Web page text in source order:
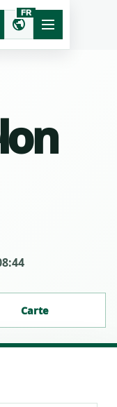
public
FR
Carte